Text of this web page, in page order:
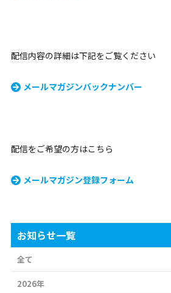
配信内容の詳細は下記をご覧ください
メールマガジンバックナンバー
配信をご希望の方はこちら
メールマガジン登録フォーム
お知らせ一覧
全て
2026年